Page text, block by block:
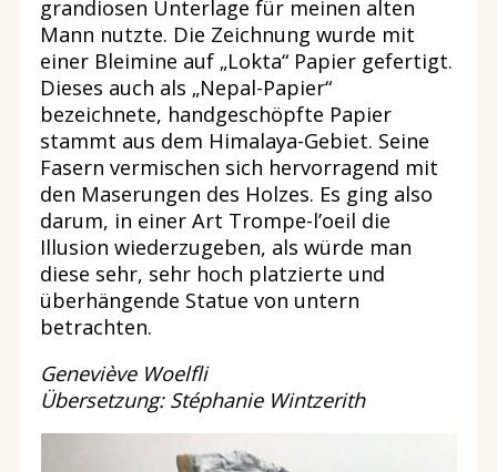
grandiosen Unterlage für meinen alten
Mann nutzte. Die Zeichnung wurde mit
einer Bleimine auf „Lokta“ Papier gefertigt.
Dieses auch als „Nepal-Papier“
bezeichnete, handgeschöpfte Papier
stammt aus dem Himalaya-Gebiet. Seine
Fasern vermischen sich hervorragend mit
den Maserungen des Holzes. Es ging also
darum, in einer Art Trompe-l’oeil die
Illusion wiederzugeben, als würde man
diese sehr, sehr hoch platzierte und
überhängende Statue von untern
betrachten.
Geneviève Woelfli
Übersetzung: Stéphanie Wintzerith